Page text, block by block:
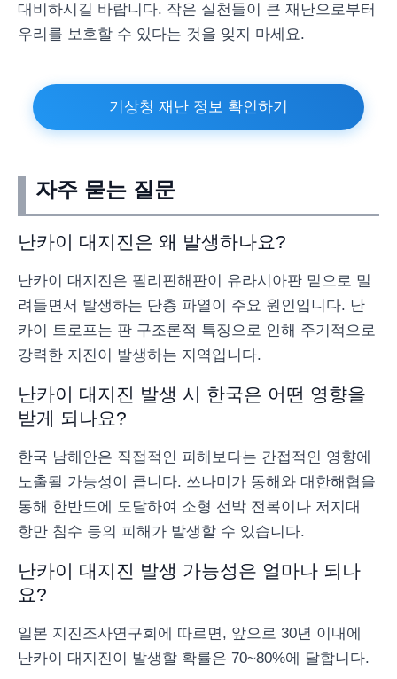
대비하시길 바랍니다. 작은 실천들이 큰 재난으로부터
우리를 보호할 수 있다는 것을 잊지 마세요.
기상청 재난 정보 확인하기
자주 묻는 질문
난카이 대지진은 왜 발생하나요?
난카이 대지진은 필리핀해판이 유라시아판 밑으로 밀
려들면서 발생하는 단층 파열이 주요 원인입니다. 난
카이 트로프는 판 구조론적 특징으로 인해 주기적으로
강력한 지진이 발생하는 지역입니다.
난카이 대지진 발생 시 한국은 어떤 영향을
받게 되나요?
한국 남해안은 직접적인 피해보다는 간접적인 영향에
노출될 가능성이 큽니다. 쓰나미가 동해와 대한해협을
통해 한반도에 도달하여 소형 선박 전복이나 저지대
항만 침수 등의 피해가 발생할 수 있습니다.
난카이 대지진 발생 가능성은 얼마나 되나
요?
일본 지진조사연구회에 따르면, 앞으로 30년 이내에
난카이 대지진이 발생할 확률은 70~80%에 달합니다.